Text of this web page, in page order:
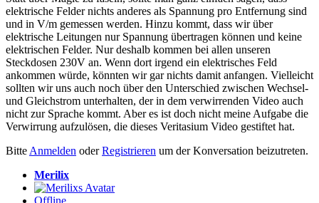
elektrische Felder nichts anderes als Spannung pro Entfernung sind
und in V/m gemessen werden. Hinzu kommt, dass wir über
elektrische Leitungen nur Spannung übertragen können und keine
elektrischen Felder. Nur deshalb kommen bei allen unseren
Steckdosen 230V an. Wenn dort irgend ein elektrisches Feld
ankommen würde, könnten wir gar nichts damit anfangen. Vielleicht
sollten wir uns auch noch über den Unterschied zwischen Wechsel-
und Gleichstrom unterhalten, der in dem verwirrenden Video auch
nicht zur Sprache kommt. Aber es ist doch nicht meine Aufgabe die
Verwirrung aufzulösen, die dieses Veritasium Video gestiftet hat.
Bitte Anmelden oderRegistrieren um der Konversation beizutreten.
Merilix
Offline